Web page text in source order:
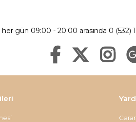
gün 09:00 - 20:00 arasında 0 (532)